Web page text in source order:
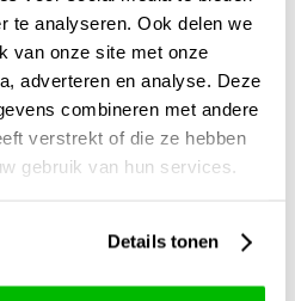
te analyseren. Ook delen we
van onze site met onze
adverteren en analyse. Deze
combineren met andere
verstrekt of die ze hebben
gebruik van hun services.
Details tonen